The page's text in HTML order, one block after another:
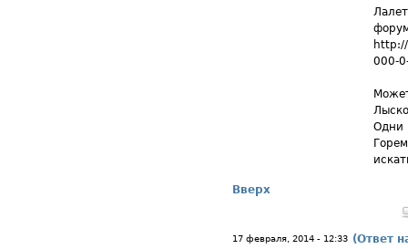
000-
Одни
Вверх
17 февраля, 2014 - 12:33 (Ответ